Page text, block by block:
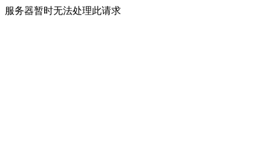
服务器暂时无法处理此请求